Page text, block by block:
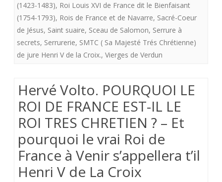
(1423-1483), Roi Louis XVI de France dit le Bienfaisant
(1754-1793), Rois de France et de Navarre, Sacré-Coeur
de Jésus, Saint suaire, Sceau de Salomon, Serrure à
secrets, Serrurerie, SMTC ( Sa Majesté Trés Chrétienne)
de jure Henri V de la Croix., Vierges de Verdun
Hervé Volto. POURQUOI LE
ROI DE FRANCE EST-IL LE
ROI TRES CHRETIEN ? – Et
pourquoi le vrai Roi de
France à Venir s’appellera t’il
Henri V de La Croix